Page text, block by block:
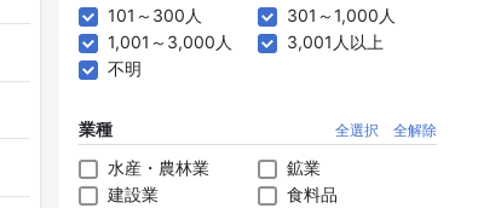
101～300人
301～1,000人
1,001～3,000人
3,001人以上
不明
業種 全選択 全解除
水産・農林業
鉱業
建設業
食料品